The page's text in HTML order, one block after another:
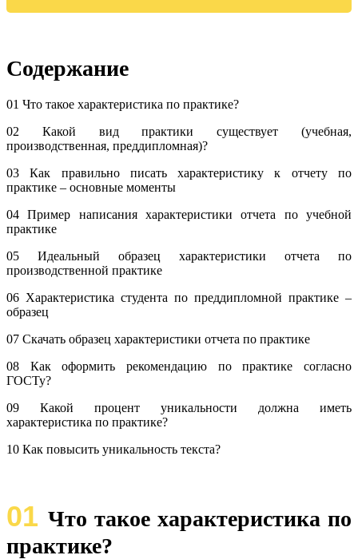
Содержание
01 Что такое характеристика по практике?
02 Какой вид практики существует (учебная,
производственная, преддипломная)?
03 Как правильно писать характеристику к отчету по
практике – основные моменты
04 Пример написания характеристики отчета по учебной
практике
05 Идеальный образец характеристики отчета по
производственной практике
06 Характеристика студента по преддипломной практике –
образец
07 Cкачать образец характеристики отчета по практике
08 Как оформить рекомендацию по практике согласно
ГОСТу?
09 Какой процент уникальности должна иметь
характеристика по практике?
10 Как повысить уникальность текста?
01 Что такое характеристика по
практике?